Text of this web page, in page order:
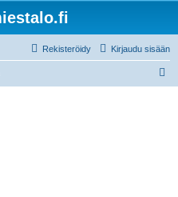
Kirjaudu sisään
Rekisteröidy